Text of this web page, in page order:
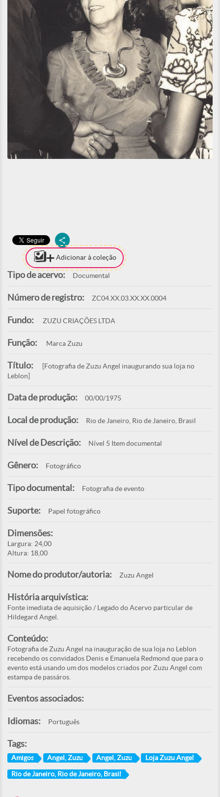
Adicionar à coleção
Tipo de acervo: Documental
Número de registro: ZC04.XX.03.XX.XX.0004
Fundo: ZUZU CRIAÇÕES LTDA
Função: Marca Zuzu
Título:
[Fotografia de Zuzu Angel inaugurando sua loja no
Leblon]
Data de produção: 00/00/1975
Local de produção: Rio de Janeiro, Rio de Janeiro, Brasil
Nível de Descrição: Nível 5 Item documental
Gênero: Fotográfico
Tipo documental: Fotografia de evento
Suporte: Papel fotográfico
Dimensões:
Largura: 24,00
Altura: 18,00
Nome do produtor/autoria: Zuzu Angel
História arquivística:
Fonte imediata de aquisição / Legado do Acervo particular de
Hildegard Angel.
Conteúdo:
Fotografia de Zuzu Angel na inauguração de sua loja no Leblon
recebendo os convidados Denis e Emanuela Redmond que para o
evento está usando um dos modelos criados por Zuzu Angel com
estampa de passáros.
Eventos associados:
Idiomas: Português
Tags:
Amigos Angel, Zuzu Angel, Zuzu Loja Zuzu Angel
Rio de Janeiro, Rio de Janeiro, Brasil